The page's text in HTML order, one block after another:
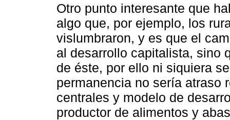
Otro punto interesante que
algo que, por ejemplo, los
vislumbraron, y es que el
al desarrollo capitalista, sino
de éste, por ello ni siquiera
permanencia no sería atraso
centrales y modelo de
productor de alimentos y